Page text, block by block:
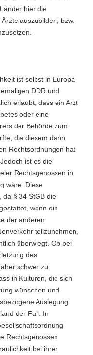
hier die
auszubilden, bzw.
ist selbst in Europa
DDR und
erlaubt, dass ein Arzt
oder eine
der Behörde zum
die diesem dann
Rechtsordnungen hat
ist es die
Rechtsgenossen in
wäre. Diese
da § 34 StGB die
wenn ein
der anderen
teilzunehmen,
überwiegt. Ob bei
des
schwer zu
in Kulturen, die sich
wünschen und
Auslegung
der Fall. In
Rechtsgenossen
bei ihrer